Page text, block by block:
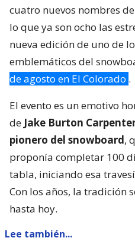
cuatro nuevos nombres
lo que ya son ocho las
nueva edición de uno de
emblemáticos del
de agosto en El Colorado .
El evento es un emotivo
de Jake Burton
pionero del snowboard,
proponía completar 100
tabla, iniciando esa
Con los años, la tradición
hasta hoy.
Lee también...